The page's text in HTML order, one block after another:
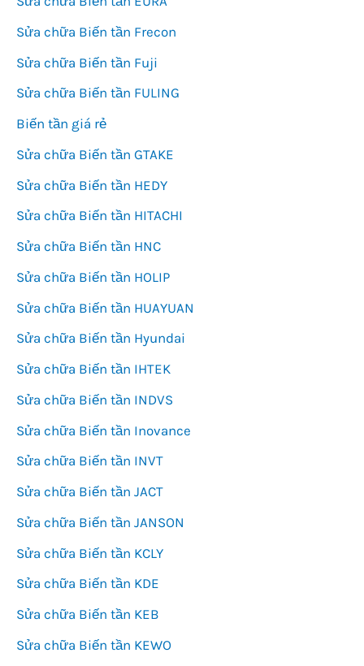
Sửa chữa Biến tần Frecon
Sửa chữa Biến tần Fuji
Sửa chữa Biến tần FULING
Biến tần giá rẻ
Sửa chữa Biến tần GTAKE
Sửa chữa Biến tần HEDY
Sửa chữa Biến tần HITACHI
Sửa chữa Biến tần HNC
Sửa chữa Biến tần HOLIP
Sửa chữa Biến tần HUAYUAN
Sửa chữa Biến tần Hyundai
Sửa chữa Biến tần IHTEK
Sửa chữa Biến tần INDVS
Sửa chữa Biến tần Inovance
Sửa chữa Biến tần INVT
Sửa chữa Biến tần JACT
Sửa chữa Biến tần JANSON
Sửa chữa Biến tần KCLY
Sửa chữa Biến tần KDE
Sửa chữa Biến tần KEB
Sửa chữa Biến tần KEWO